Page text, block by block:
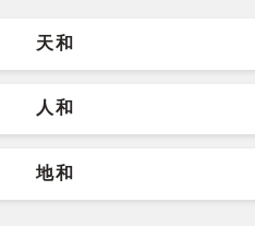
天和
人和
地和